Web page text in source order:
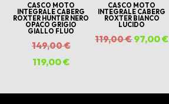
CASCO MOTO
INTEGRALE CABERG
ROXTER HUNTER NERO
OPACO GRIGIO
GIALLO FLUO
149,00€Il
era:
119,00€Il
attuale
CASCO MOTO
INTEGRALE CABERG
ROXTER BIANCO
LUCIDO
119,00€Il
97,00€Il